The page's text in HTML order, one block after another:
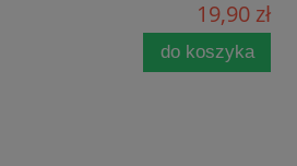
19,90 zł
do koszyka